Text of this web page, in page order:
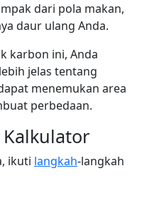
dari pola makan,
daur ulang Anda.
karbon ini, Anda
jelas tentang
menemukan area
perbedaan.
ikuti langkah-langkah